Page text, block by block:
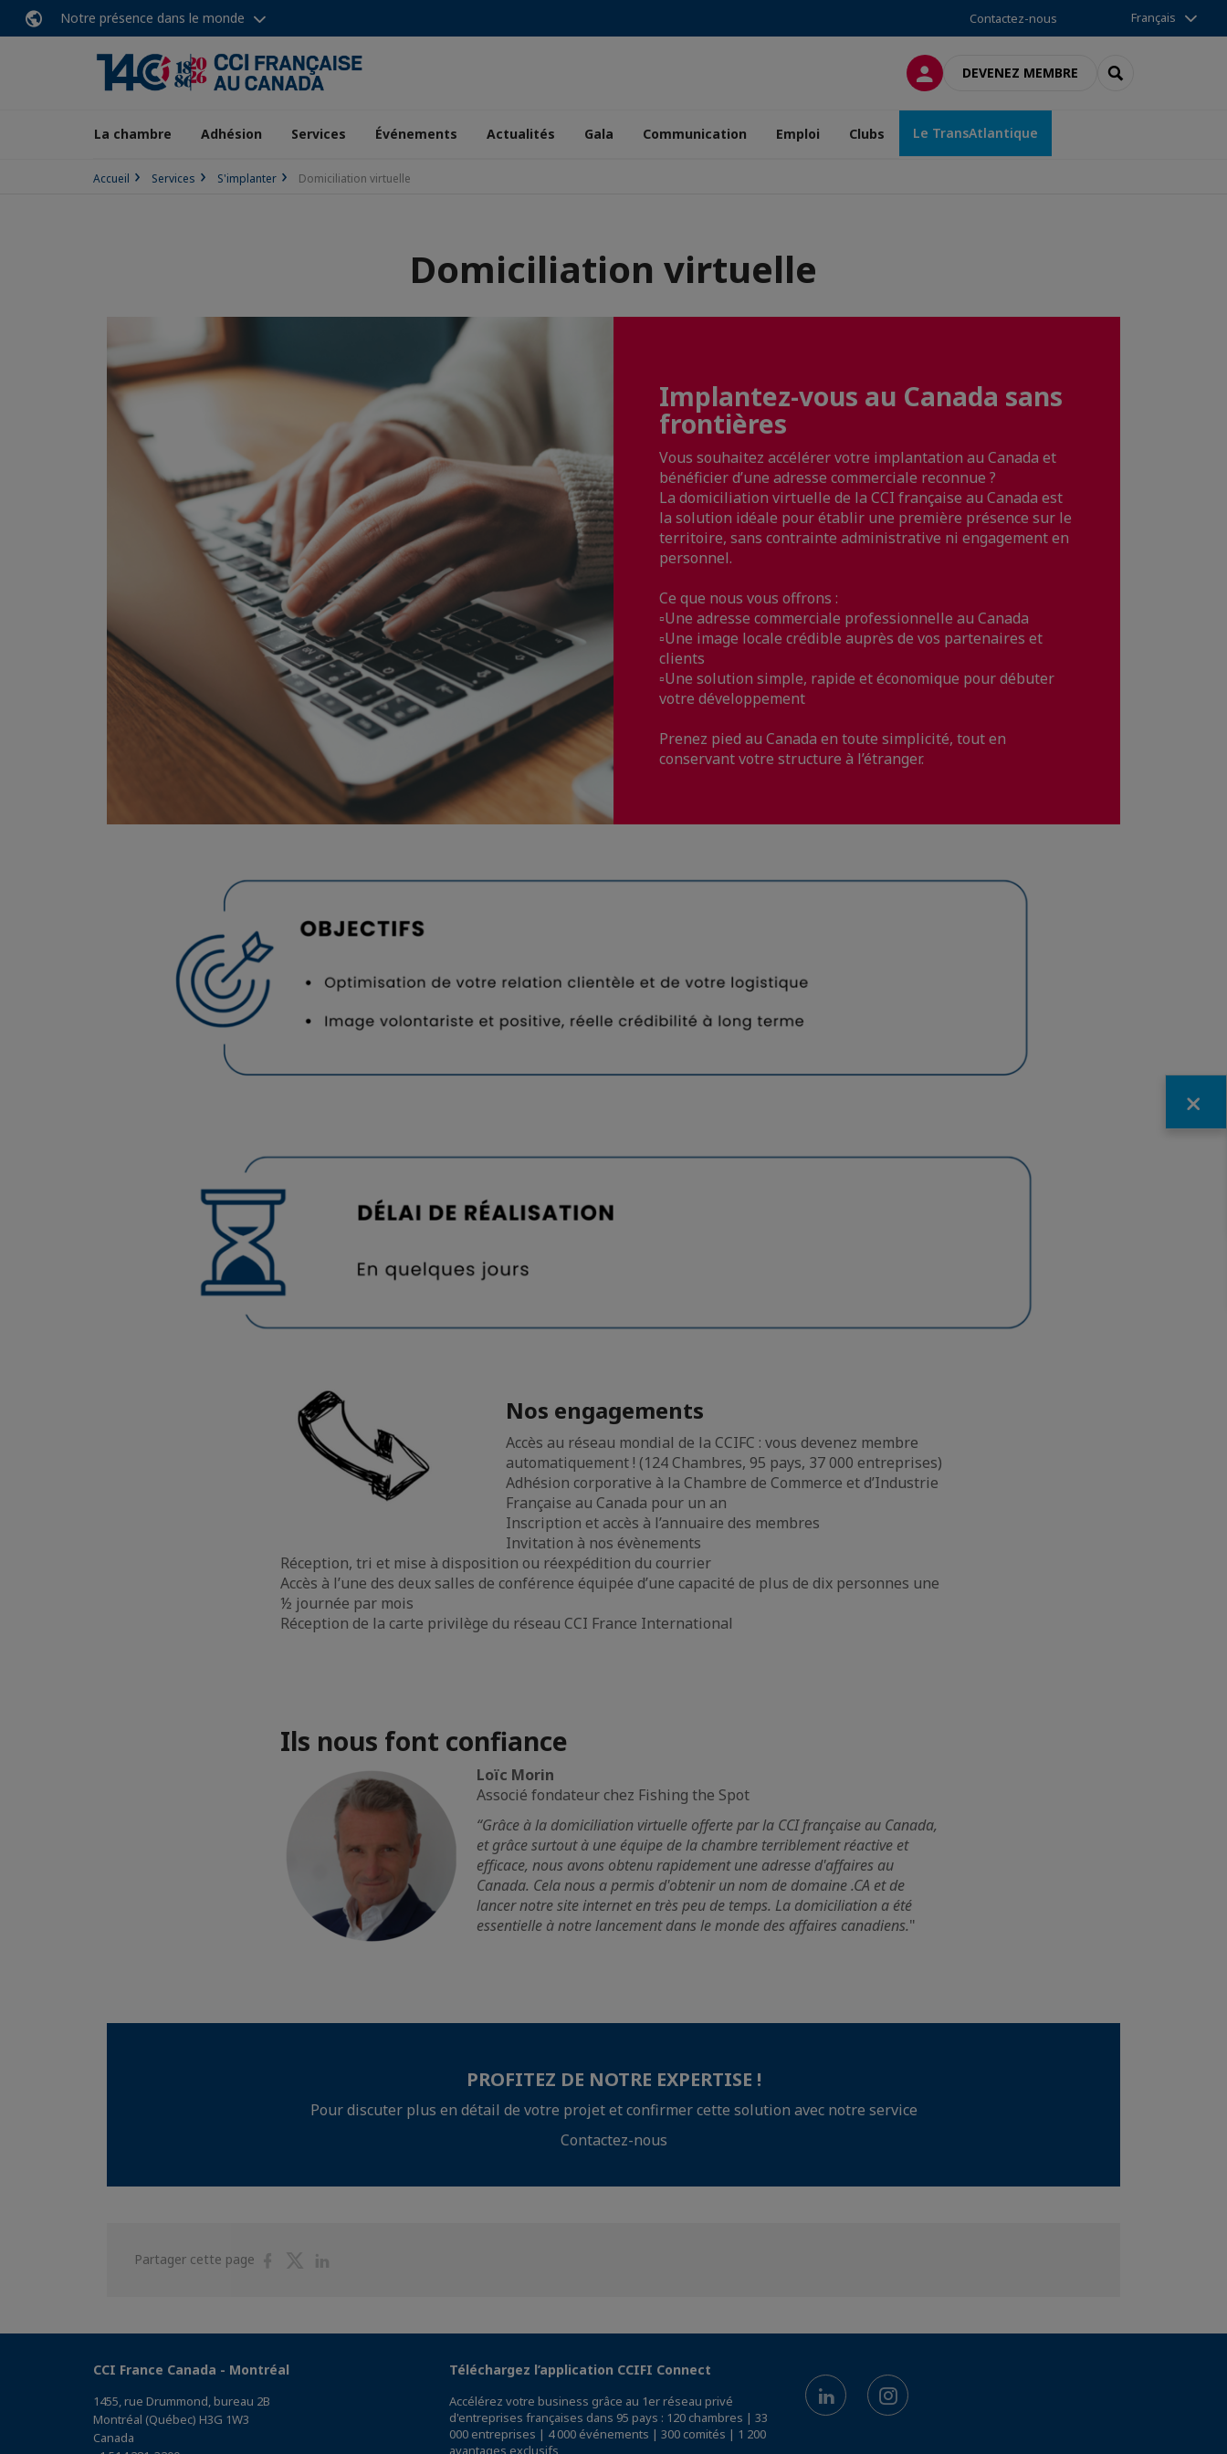
Notre présence dans le monde Contactez-nous Français
CONNEXIONDEVENEZ MEMBRE RECHERCHER
La chambre Adhésion Services Événements Actualités Gala Communication Emploi Clubs Le TransAtlantique
Accueil Services S'implanter Domiciliation virtuelle
Domiciliation virtuelle
Implantez-vous au Canada sans
frontières
Vous souhaitez accélérer votre implantation au Canada et
bénéficier d’une adresse commerciale reconnue ?
La domiciliation virtuelle de la CCI française au Canada est
la solution idéale pour établir une première présence sur le
territoire, sans contrainte administrative ni engagement en
personnel.
Ce que nous vous offrons :
▫️Une adresse commerciale professionnelle au Canada
▫️Une image locale crédible auprès de vos partenaires et
clients
▫️Une solution simple, rapide et économique pour débuter
votre développement
Prenez pied au Canada en toute simplicité, tout en
conservant votre structure à l’étranger.
Nos engagements
Accès au réseau mondial de la CCIFC : vous devenez membre
automatiquement ! (124 Chambres, 95 pays, 37 000 entreprises)
Adhésion corporative à la Chambre de Commerce et d’Industrie
Française au Canada pour un an
Inscription et accès à l’annuaire des membres
Invitation à nos évènements
Réception, tri et mise à disposition ou réexpédition du courrier
Accès à l’une des deux salles de conférence équipée d’une capacité de plus de dix personnes une
½ journée par mois
Réception de la carte privilège du réseau CCI France International
Ils nous font confiance
Loïc Morin
Associé fondateur chez Fishing the Spot
“Grâce à la domiciliation virtuelle offerte par la CCI française au Canada,
et grâce surtout à une équipe de la chambre terriblement réactive et
efficace, nous avons obtenu rapidement une adresse d'affaires au
Canada. Cela nous a permis d'obtenir un nom de domaine .CA et de
lancer notre site internet en très peu de temps. La domiciliation a été
essentielle à notre lancement dans le monde des affaires canadiens."
PROFITEZ DE NOTRE EXPERTISE !
Pour discuter plus en détail de votre projet et confirmer cette solution avec notre service
Contactez-nous
Partager cette page
PartagerPartager
CCI France Canada - Montréal
1455, rue Drummond, bureau 2B
Montréal (Québec) H3G 1W3
Canada
Téléchargez l’application CCIFI Connect
Accélérez votre business grâce au 1er réseau privé
d'entreprises françaises dans 95 pays : 120 chambres | 33
000 entreprises | 4 000 événements | 300 comités | 1 200
avantages exclusifs